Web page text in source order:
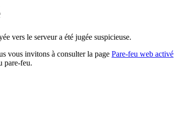
vers le serveur a été jugée suspicieuse.
vous invitons à consulter la page Pare-feu web activé
pare-feu.